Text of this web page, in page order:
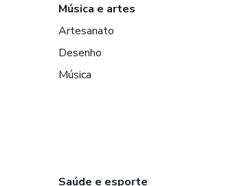
Música e artes
Artesanato
Desenho
Música
Saúde e esporte